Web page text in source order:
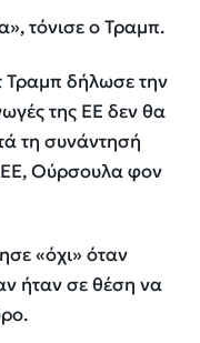
τόνισε ο Τραμπ.
δήλωσε την
της ΕΕ δεν θα
τη συνάντησή
ΕΕ, Ούρσουλα φον
«όχι» όταν
ήταν σε θέση να